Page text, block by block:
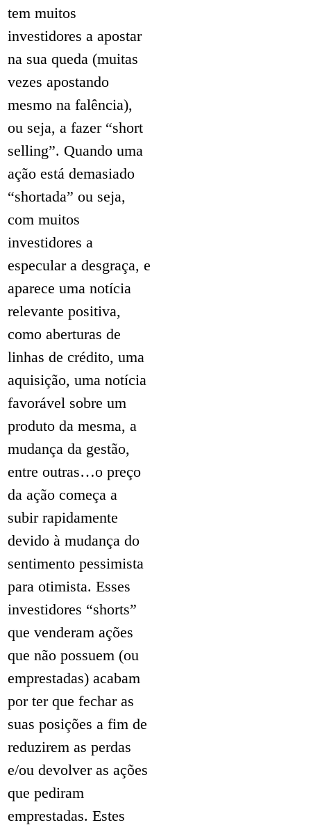
tem muitos
investidores a apostar
na sua queda (muitas
vezes apostando
mesmo na falência),
ou seja, a fazer “short
selling”. Quando uma
ação está demasiado
“shortada” ou seja,
com muitos
investidores a
especular a desgraça, e
aparece uma notícia
relevante positiva,
como aberturas de
linhas de crédito, uma
aquisição, uma notícia
favorável sobre um
produto da mesma, a
mudança da gestão,
entre outras…o preço
da ação começa a
subir rapidamente
devido à mudança do
sentimento pessimista
para otimista. Esses
investidores “shorts”
que venderam ações
que não possuem (ou
emprestadas) acabam
por ter que fechar as
suas posições a fim de
reduzirem as perdas
e/ou devolver as ações
que pediram
emprestadas. Estes